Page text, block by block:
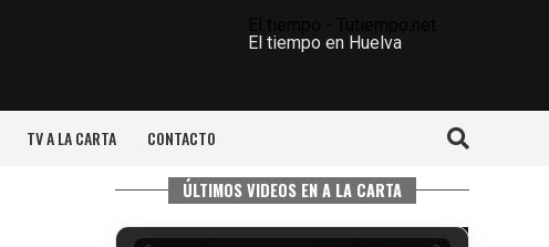
El tiempo en Huelva
TV A LA CARTA CONTACTO
ÚLTIMOS VIDEOS EN A LA CARTA